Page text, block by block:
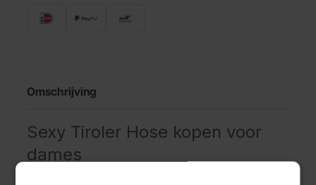
Omschrijving
Sexy Tiroler Hose kopen voor
dames